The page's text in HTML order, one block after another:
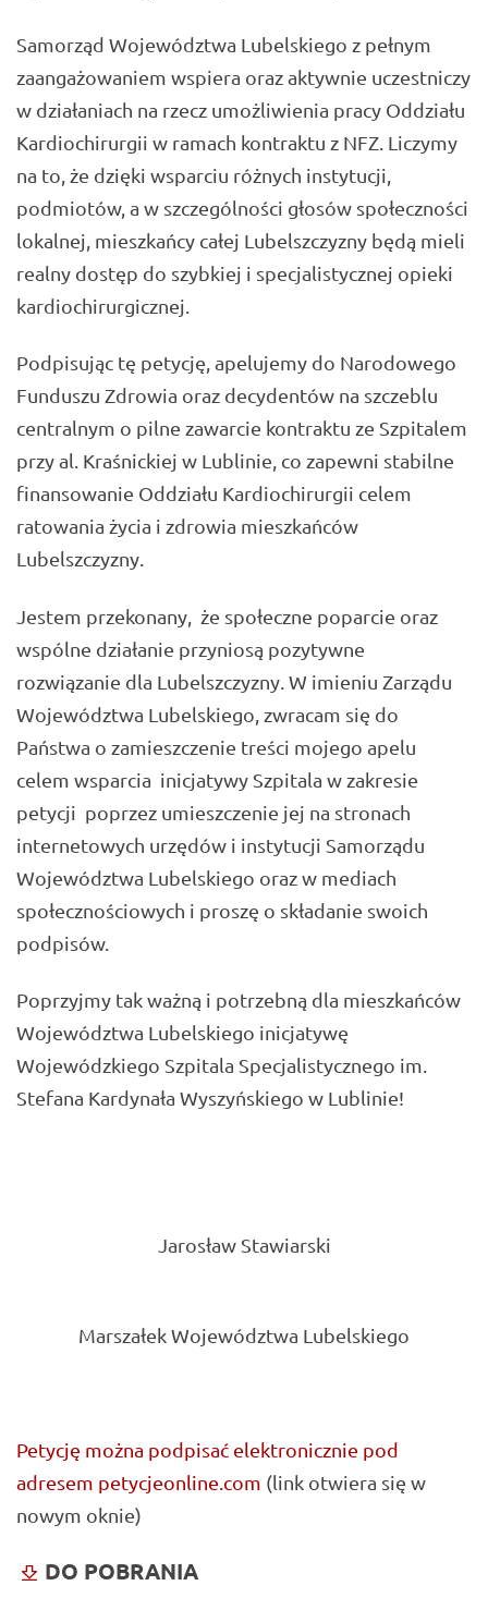
Samorząd Województwa Lubelskiego z pełnym
zaangażowaniem wspiera oraz aktywnie uczestniczy
w działaniach na rzecz umożliwienia pracy Oddziału
Kardiochirurgii w ramach kontraktu z NFZ. Liczymy
na to, że dzięki wsparciu różnych instytucji,
podmiotów, a w szczególności głosów społeczności
lokalnej, mieszkańcy całej Lubelszczyzny będą mieli
realny dostęp do szybkiej i specjalistycznej opieki
kardiochirurgicznej.
Podpisując tę petycję, apelujemy do Narodowego
Funduszu Zdrowia oraz decydentów na szczeblu
centralnym o pilne zawarcie kontraktu ze Szpitalem
przy al. Kraśnickiej w Lublinie, co zapewni stabilne
finansowanie Oddziału Kardiochirurgii celem
ratowania życia i zdrowia mieszkańców
Lubelszczyzny.
Jestem przekonany, że społeczne poparcie oraz
wspólne działanie przyniosą pozytywne
rozwiązanie dla Lubelszczyzny. W imieniu Zarządu
Województwa Lubelskiego, zwracam się do
Państwa o zamieszczenie treści mojego apelu
celem wsparcia inicjatywy Szpitala w zakresie
petycji poprzez umieszczenie jej na stronach
internetowych urzędów i instytucji Samorządu
Województwa Lubelskiego oraz w mediach
społecznościowych i proszę o składanie swoich
podpisów.
Poprzyjmy tak ważną i potrzebną dla mieszkańców
Województwa Lubelskiego inicjatywę
Wojewódzkiego Szpitala Specjalistycznego im.
Stefana Kardynała Wyszyńskiego w Lublinie!
Jarosław Stawiarski
Marszałek Województwa Lubelskiego
Petycję można podpisać elektronicznie pod
adresem petycjeonline.com (link otwiera się w
nowym oknie)
DO POBRANIA